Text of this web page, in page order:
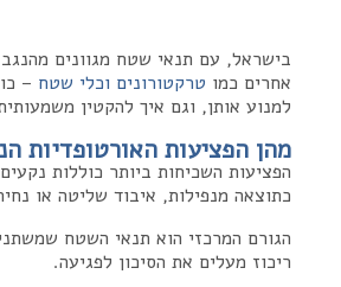
בישראל, עם תנאי שטח מגוונים
אחרים כמו טרקטורונים וכלי שטח –
למנוע אותן, וגם איך להקטין
מהן הפציעות האורטופדיות
הפציעות השכיחות ביותר כוללות
כתוצאה מנפילות, איבוד שליטה או
הגורם המרכזי הוא תנאי השטח
ריכוז מעלים את הסיכון לפגיעה.